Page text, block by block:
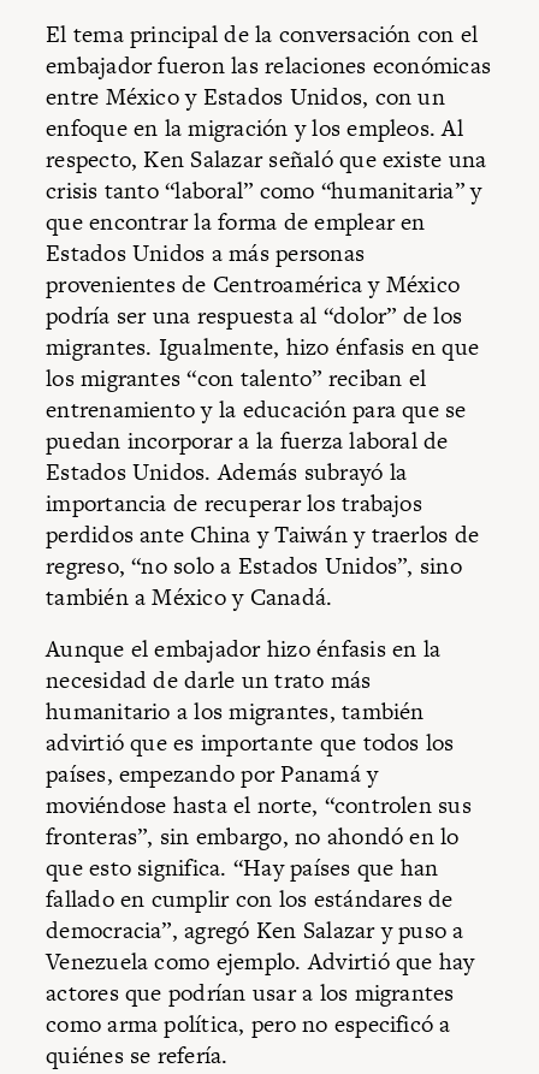
El tema principal de la conversación con el
embajador fueron las relaciones económicas
entre México y Estados Unidos, con un
enfoque en la migración y los empleos. Al
respecto, Ken Salazar señaló que existe una
crisis tanto “laboral” como “humanitaria” y
que encontrar la forma de emplear en
Estados Unidos a más personas
provenientes de Centroamérica y México
podría ser una respuesta al “dolor” de los
migrantes. Igualmente, hizo énfasis en que
los migrantes “con talento” reciban el
entrenamiento y la educación para que se
puedan incorporar a la fuerza laboral de
Estados Unidos. Además subrayó la
importancia de recuperar los trabajos
perdidos ante China y Taiwán y traerlos de
regreso, “no solo a Estados Unidos”, sino
también a México y Canadá.
Aunque el embajador hizo énfasis en la
necesidad de darle un trato más
humanitario a los migrantes, también
advirtió que es importante que todos los
países, empezando por Panamá y
moviéndose hasta el norte, “controlen sus
fronteras”, sin embargo, no ahondó en lo
que esto significa. “Hay países que han
fallado en cumplir con los estándares de
democracia”, agregó Ken Salazar y puso a
Venezuela como ejemplo. Advirtió que hay
actores que podrían usar a los migrantes
como arma política, pero no especificó a
quiénes se refería.